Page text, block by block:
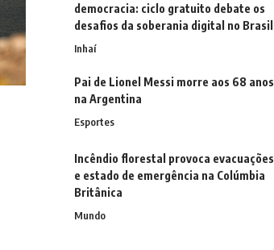
democracia: ciclo gratuito debate os
desafios da soberania digital no Brasil
Inhaí
Pai de Lionel Messi morre aos 68 anos
na Argentina
Esportes
Incêndio florestal provoca evacuações
e estado de emergência na Colúmbia
Britânica
Mundo